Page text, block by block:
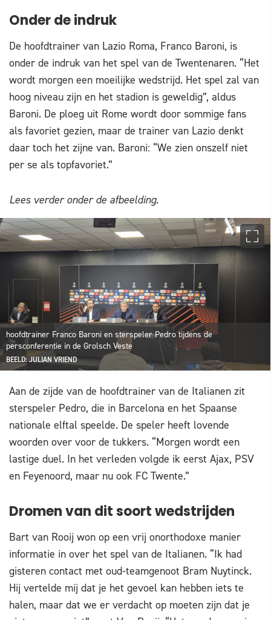
Onder de indruk
De hoofdtrainer van Lazio Roma, Franco Baroni, is
onder de indruk van het spel van de Twentenaren. “Het
wordt morgen een moeilijke wedstrijd. Het spel zal van
hoog niveau zijn en het stadion is geweldig”, aldus
Baroni. De ploeg uit Rome wordt door sommige fans
als favoriet gezien, maar de trainer van Lazio denkt
daar toch het zijne van. Baroni: “We zien onszelf niet
per se als topfavoriet.”
Lees verder onder de afbeelding.
hoofdtrainer Franco Baroni en sterspeler Pedro tijdens de
persconferentie in de Grolsch Veste
BEELD: JULIAN VRIEND
Aan de zijde van de hoofdtrainer van de Italianen zit
sterspeler Pedro, die in Barcelona en het Spaanse
nationale elftal speelde. De speler heeft lovende
woorden over voor de tukkers. “Morgen wordt een
lastige duel. In het verleden volgde ik eerst Ajax, PSV
en Feyenoord, maar nu ook FC Twente.”
Dromen van dit soort wedstrijden
Bart van Rooij won op een vrij onorthodoxe manier
informatie in over het spel van de Italianen. “Ik had
gisteren contact met oud-teamgenoot Bram Nuytinck.
Hij vertelde mij dat je het gevoel kan hebben iets te
halen, maar dat we er verdacht op moeten zijn dat je